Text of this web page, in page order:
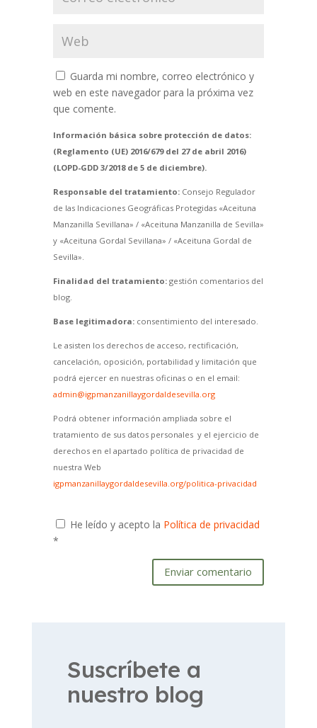
Guarda mi nombre, correo electrónico y
web en este navegador para la próxima vez
que comente.
Información básica sobre protección de datos:
(Reglamento (UE) 2016/679 del 27 de abril 2016)
(LOPD-GDD 3/2018 de 5 de diciembre).
Responsable del tratamiento:Consejo Regulador
de las Indicaciones Geográficas Protegidas «Aceituna
Manzanilla Sevillana» / «Aceituna Manzanilla de Sevilla»
y «Aceituna Gordal Sevillana» / «Aceituna Gordal de
Sevilla».
Finalidad del tratamiento:gestión comentarios del
blog.
Base legitimadora:consentimiento del interesado.
Le asisten los derechos de acceso, rectificación,
cancelación, oposición, portabilidad y limitación que
podrá ejercer en nuestras oficinas o en el email:
admin@igpmanzanillaygordaldesevilla.org
Podrá obtener información ampliada sobre el
tratamiento de sus datos personales y el ejercicio de
derechos en el apartado política de privacidad de
nuestra Web
igpmanzanillaygordaldesevilla.org/politica-privacidad
He leído y acepto la Política de privacidad
*
Enviar comentario
Suscríbete a
nuestro blog